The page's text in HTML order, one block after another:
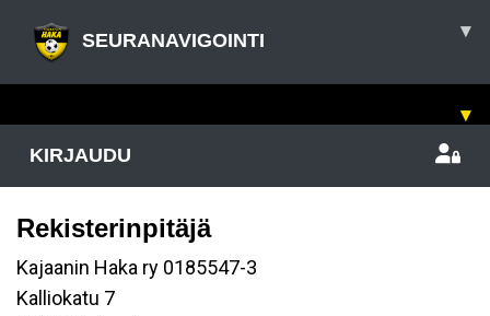
SEURANAVIGOINTI ▾
▾
KIRJAUDU
Rekisterinpitäjä
Kajaanin Haka ry 0185547-3
Kalliokatu 7